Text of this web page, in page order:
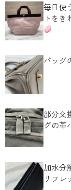
毎日使
トを
バッグ
部分交
グの革
加水分
リフレ